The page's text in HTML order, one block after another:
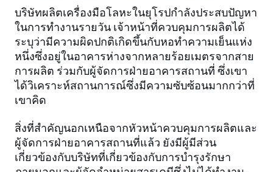
บริษัทผลิตเครื่องมือโลหะในยุโรปกำลังประสบปัญหา
ในการทำงานรายวัน เจ้าหน้าที่ควบคุมการผลิตได้
ระบุว่ามีความผิดปกติเกิดขึ้นกับหอทำความเย็นแห่ง
หนึ่งซึ่งอยู่ในอาคารห่างจากหลายร้อยเมตรจากสาย
การผลิต ร่วมกับผู้จัดการฝ่ายอาคารสถานที่ ซึ่งเขา
ได้วิเคราะห์สถานการณ์ซึ่งมีความซับซ้อนมากกว่าที่
เขาคิด
สิ่งที่สำคัญนอกเหนือจากหัวหน้าควบคุมการผลิตและ
ผู้จัดการฝ่ายอาคารสถานที่แล้ว ยังมีผู้มีส่วน
เกี่ยวข้องกับบริษัทที่เกี่ยวข้องกับการบำรุงรักษา